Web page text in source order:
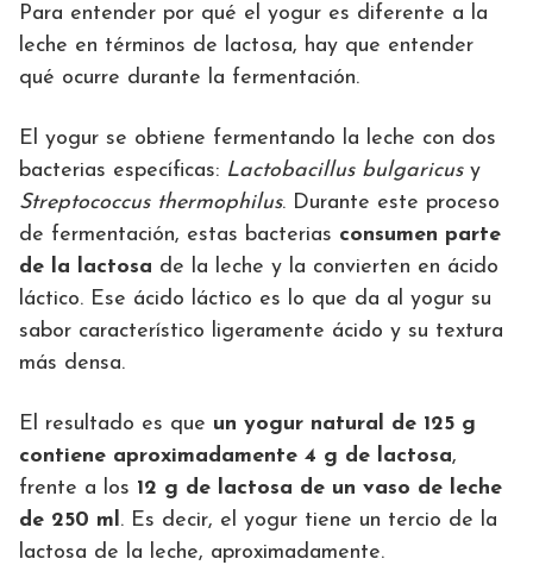
Para entender por qué el yogur es diferente a la
leche en términos de lactosa, hay que entender
qué ocurre durante la fermentación.
El yogur se obtiene fermentando la leche con dos
bacterias específicas: Lactobacillus bulgaricusy
Streptococcus thermophilus. Durante este proceso
de fermentación, estas bacterias consumen parte
de la lactosa de la leche y la convierten en ácido
láctico. Ese ácido láctico es lo que da al yogur su
sabor característico ligeramente ácido y su textura
más densa.
El resultado es que un yogur natural de 125 g
contiene aproximadamente 4 g de lactosa,
frente a los 12 g de lactosa de un vaso de leche
de 250 ml . Es decir, el yogur tiene un tercio de la
lactosa de la leche, aproximadamente.